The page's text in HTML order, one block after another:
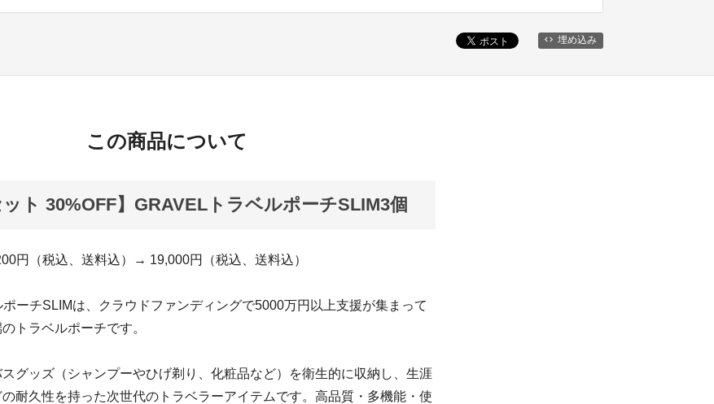
埋め込み
この商品について
ット 30%OFF】GRAVELトラベルポーチSLIM3個
円（税込、送料込）→ 19,000円（税込、送料込）
ーチSLIMは、クラウドファンディングで5000万円以上支援が集まって
トラベルポーチです。
グッズ（シャンプーやひげ剃り、化粧品など）を衛生的に収納し、生涯
耐久性を持った次世代のトラベラーアイテムです。高品質・多機能・使